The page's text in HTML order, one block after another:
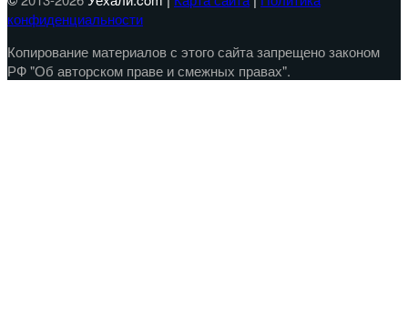
конфиденциальности
Копирование материалов с этого сайта запрещено законом
РФ "Об авторском праве и смежных правах".